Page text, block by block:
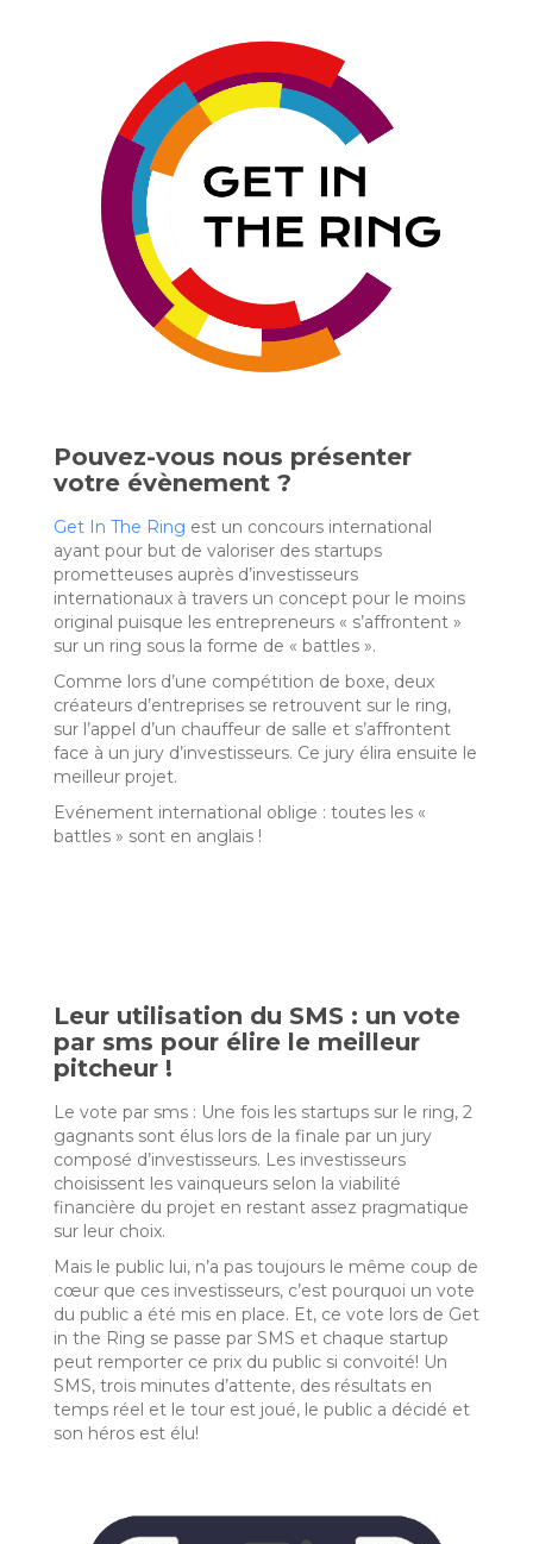
Pouvez-vous nous présenter
votre évènement ?
Get In The Ring est un concours international
ayant pour but de valoriser des startups
prometteuses auprès d’investisseurs
internationaux à travers un concept pour le moins
original puisque les entrepreneurs « s’affrontent »
sur un ring sous la forme de « battles ».
Comme lors d’une compétition de boxe, deux
créateurs d’entreprises se retrouvent sur le ring,
sur l’appel d’un chauffeur de salle et s’affrontent
face à un jury d’investisseurs. Ce jury élira ensuite le
meilleur projet.
Evénement international oblige : toutes les «
battles » sont en anglais !
Leur utilisation du SMS : un vote
par sms pour élire le meilleur
pitcheur !
Le vote par sms : Une fois les startups sur le ring, 2
gagnants sont élus lors de la finale par un jury
composé d’investisseurs. Les investisseurs
choisissent les vainqueurs selon la viabilité
financière du projet en restant assez pragmatique
sur leur choix.
Mais le public lui, n’a pas toujours le même coup de
cœur que ces investisseurs, c’est pourquoi un vote
du public a été mis en place. Et, ce vote lors de Get
in the Ring se passe par SMS et chaque startup
peut remporter ce prix du public si convoité! Un
SMS, trois minutes d’attente, des résultats en
temps réel et le tour est joué, le public a décidé et
son héros est élu!